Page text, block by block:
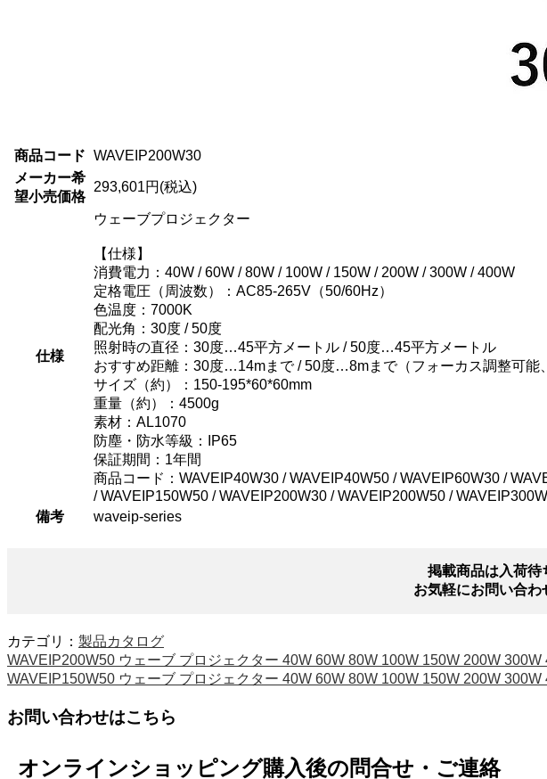
商品コード WAVEIP200W30
メーカー希
望小売価格
293,601円(税込)
仕様
ウェーブプロジェクター
【仕様】
消費電力：40W / 60W / 80W / 100W / 150W / 200W / 300W / 400W
定格電圧（周波数）：AC85-265V（50/60Hz）
色温度：7000K
配光角：30度 / 50度
照射時の直径：30度…45平方メートル / 50度…45平方メートル
おすすめ距離：30度…14mまで / 50度…8mまで（フォーカス調整可能
サイズ（約）：150-195*60*60mm
重量（約）：4500g
素材：AL1070
防塵・防水等級：IP65
保証期間：1年間
商品コード：WAVEIP40W30 / WAVEIP40W50 / WAVEIP60W30 /
/ WAVEIP150W50 / WAVEIP200W30 / WAVEIP200W50 /
備考
waveip-series
掲載商品は入荷待
お気軽にお問い合わ
カテゴリ： 製品カタログ
WAVEIP200W50 ウェーブ プロジェクター 40W 60W 80W 100W 150W 200W
WAVEIP150W50 ウェーブ プロジェクター 40W 60W 80W 100W 150W 200W
お問い合わせはこちら
オンラインショッピング購入後の問合せ・ご連絡